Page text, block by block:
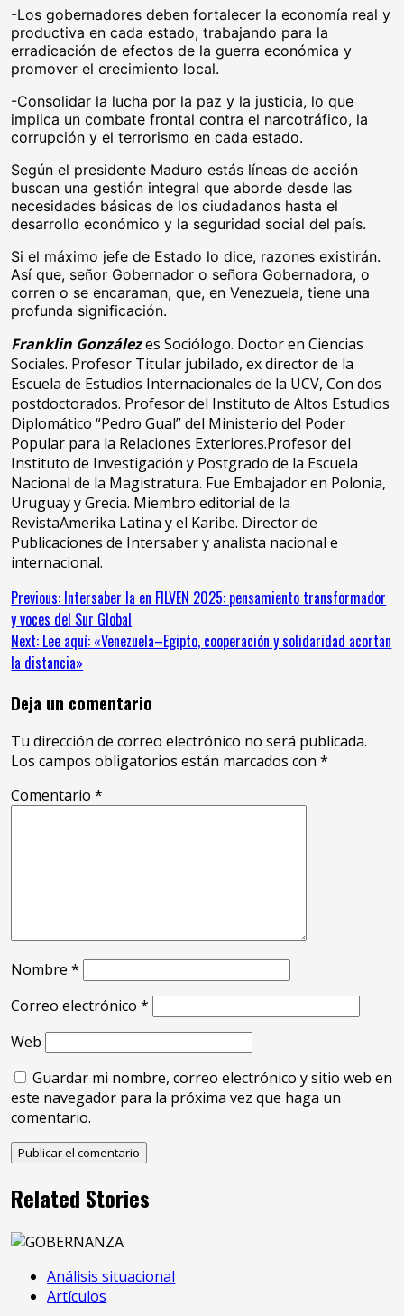
-Los gobernadores deben fortalecer la economía real y
productiva en cada estado, trabajando para la
erradicación de efectos de la guerra económica y
promover el crecimiento local.
-Consolidar la lucha por la paz y la justicia, lo que
implica un combate frontal contra el narcotráfico, la
corrupción y el terrorismo en cada estado.
Según el presidente Maduro estás líneas de acción
buscan una gestión integral que aborde desde las
necesidades básicas de los ciudadanos hasta el
desarrollo económico y la seguridad social del país.
Si el máximo jefe de Estado lo dice, razones existirán.
Así que, señor Gobernador o señora Gobernadora, o
corren o se encaraman, que, en Venezuela, tiene una
profunda significación.
Franklin Gonzálezes Sociólogo. Doctor en Ciencias
Sociales. Profesor Titular jubilado, ex director de la
Escuela de Estudios Internacionales de la UCV, Con dos
postdoctorados. Profesor del Instituto de Altos Estudios
Diplomático “Pedro Gual” del Ministerio del Poder
Popular para la Relaciones Exteriores.Profesor del
Instituto de Investigación y Postgrado de la Escuela
Nacional de la Magistratura. Fue Embajador en Polonia,
Uruguay y Grecia. Miembro editorial de la
RevistaAmerika Latina y el Karibe. Director de
Publicaciones de Intersaber y analista nacional e
internacional.
Continue
Reading
Previous: Intersaber la en FILVEN 2025: pensamiento transformador
y voces del Sur Global
Next: Lee aquí: «Venezuela–Egipto, cooperación y solidaridad acortan
la distancia»
Deja un comentario
Tu dirección de correo electrónico no será publicada.
Los campos obligatorios están marcados con*
Comentario*
Nombre*
Correo electrónico*
Web
Guardar mi nombre, correo electrónico y sitio web en
este navegador para la próxima vez que haga un
comentario.
Related Stories
Análisis situacional
Artículos